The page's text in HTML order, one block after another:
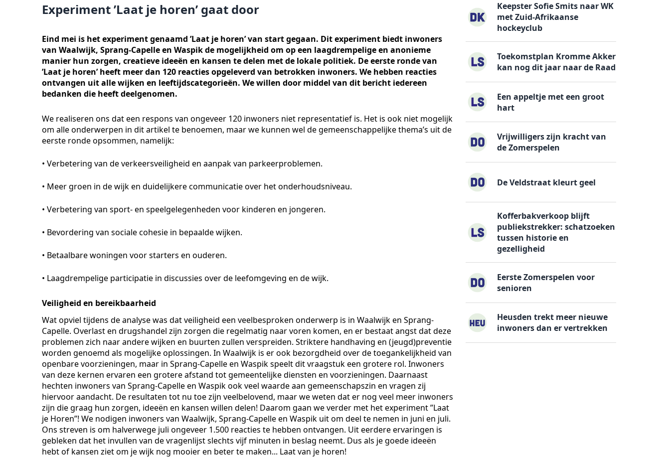
Experiment ’Laat je horen’ gaat door
Eind mei is het experiment genaamd ’Laat je horen’ van start gegaan. Dit experiment biedt inwoners
van Waalwijk, Sprang-Capelle en Waspik de mogelijkheid om op een laagdrempelige en anonieme
manier hun zorgen, creatieve ideeën en kansen te delen met de lokale politiek. De eerste ronde van
’Laat je horen’ heeft meer dan 120 reacties opgeleverd van betrokken inwoners. We hebben reacties
ontvangen uit alle wijken en leeftijdscategorieën. We willen door middel van dit bericht iedereen
bedanken die heeft deelgenomen.
We realiseren ons dat een respons van ongeveer 120 inwoners niet representatief is. Het is ook niet mogelijk
om alle onderwerpen in dit artikel te benoemen, maar we kunnen wel de gemeenschappelijke thema’s uit de
eerste ronde opsommen, namelijk:
• Verbetering van de verkeersveiligheid en aanpak van parkeerproblemen.
• Meer groen in de wijk en duidelijkere communicatie over het onderhoudsniveau.
• Verbetering van sport- en speelgelegenheden voor kinderen en jongeren.
• Bevordering van sociale cohesie in bepaalde wijken.
• Betaalbare woningen voor starters en ouderen.
• Laagdrempelige participatie in discussies over de leefomgeving en de wijk.
Veiligheid en bereikbaarheid
Wat opviel tijdens de analyse was dat veiligheid een veelbesproken onderwerp is in Waalwijk en Sprang-
Capelle. Overlast en drugshandel zijn zorgen die regelmatig naar voren komen, en er bestaat angst dat deze
problemen zich naar andere wijken en buurten zullen verspreiden. Striktere handhaving en (jeugd)preventie
worden genoemd als mogelijke oplossingen. In Waalwijk is er ook bezorgdheid over de toegankelijkheid van
openbare voorzieningen, maar in Sprang-Capelle en Waspik speelt dit vraagstuk een grotere rol. Inwoners
van deze kernen ervaren een grotere afstand tot gemeentelijke diensten en voorzieningen. Daarnaast
hechten inwoners van Sprang-Capelle en Waspik ook veel waarde aan gemeenschapszin en vragen zij
hiervoor aandacht. De resultaten tot nu toe zijn veelbelovend, maar we weten dat er nog veel meer inwoners
zijn die graag hun zorgen, ideeën en kansen willen delen! Daarom gaan we verder met het experiment ”Laat
je Horen”! We nodigen inwoners van Waalwijk, Sprang-Capelle en Waspik uit om deel te nemen in juni en juli.
Ons streven is om halverwege juli ongeveer 1.500 reacties te hebben ontvangen. Uit eerdere ervaringen is
gebleken dat het invullen van de vragenlijst slechts vijf minuten in beslag neemt. Dus als je goede ideeën
hebt of kansen ziet om je wijk nog mooier en beter te maken... Laat van je horen!
Keepster Sofie Smits naar WK
met Zuid-Afrikaanse
hockeyclub
Toekomstplan Kromme Akker
kan nog dit jaar naar de Raad
Een appeltje met een groot
hart
Vrijwilligers zijn kracht van
de Zomerspelen
De Veldstraat kleurt geel
Kofferbakverkoop blijft
publiekstrekker: schatzoeken
tussen historie en
gezelligheid
Eerste Zomerspelen voor
senioren
Heusden trekt meer nieuwe
inwoners dan er vertrekken